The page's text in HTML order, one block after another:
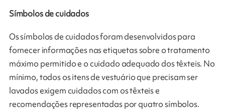
Símbolos de cuidados
Os símbolos de cuidados foram desenvolvidos para
fornecer informações nas etiquetas sobre o tratamento
máximo permitido e o cuidado adequado dos têxteis. No
mínimo, todos os itens de vestuário que precisam ser
lavados exigem cuidados com os têxteis e
recomendações representadas por quatro símbolos.